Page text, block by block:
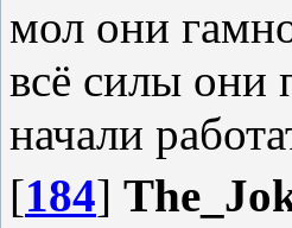
мол они
всё силы они
начали
[184]